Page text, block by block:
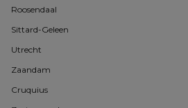
Roosendaal
Sittard-Geleen
Utrecht
Zaandam
Cruquius